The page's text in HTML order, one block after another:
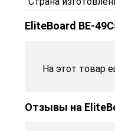
EliteBoard BE-
На этот товар
Отзывы на